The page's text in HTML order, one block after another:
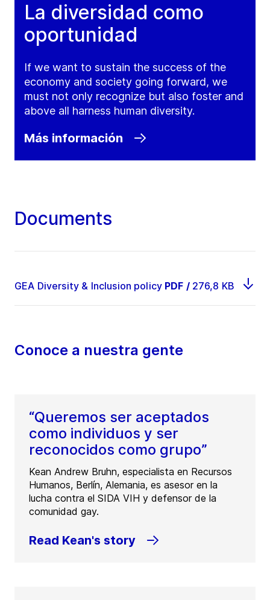
La diversidad como
oportunidad
If we want to sustain the success of the
economy and society going forward, we
must not only recognize but also foster and
above all harness human diversity.
Más información
Documents
GEA Diversity & Inclusion policy PDF / 276,8 KB
Conoce a nuestra gente
“Queremos ser aceptados
como individuos y ser
reconocidos como grupo”
Kean Andrew Bruhn, especialista en Recursos
Humanos, Berlín, Alemania, es asesor en la
lucha contra el SIDA VIH y defensor de la
comunidad gay.
Read Kean's story